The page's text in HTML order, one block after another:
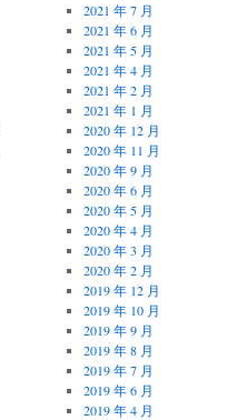
2021 年 7 月
2021 年 6 月
2021 年 5 月
2021 年 4 月
2021 年 2 月
2021 年 1 月
2020 年 12 月
2020 年 11 月
2020 年 9 月
2020 年 6 月
2020 年 5 月
2020 年 4 月
2020 年 3 月
2020 年 2 月
2019 年 12 月
2019 年 10 月
2019 年 9 月
2019 年 8 月
2019 年 7 月
2019 年 6 月
2019 年 4 月